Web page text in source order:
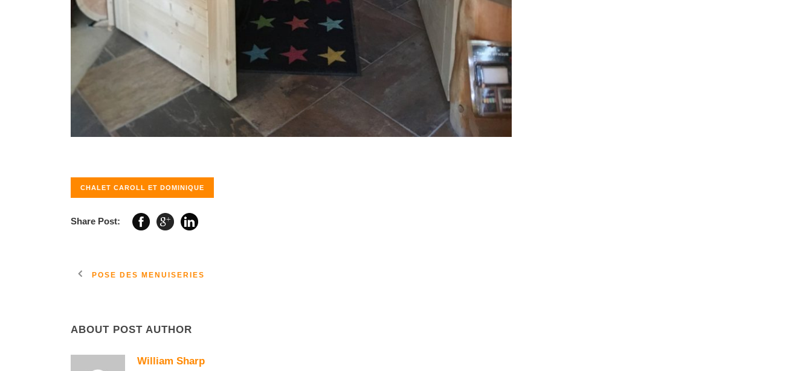
CHALET CAROLL ET DOMINIQUE
Share Post:
POSE DES MENUISERIES
ABOUT POST AUTHOR
William Sharp